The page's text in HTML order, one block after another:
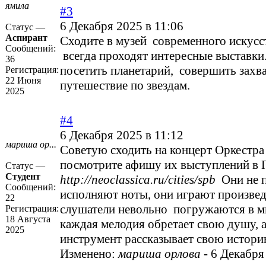
ямила
Статус —
Аспирант
Сообщений:
36
Регистрация:
22 Июня
2025
#3
6 Декабря 2025 в 11:06
Сходите в музей современного
всегда проходят интересные
посетить планетарий, совершить
путешествие по звездам.
мариша ор...
Статус —
Студент
Сообщений:
22
Регистрация:
18 Августа
2025
#4
6 Декабря 2025 в 11:12
Советую сходить на концерт
посмотрите афишу их выступлений в
http://neoclassica.ru/cities/spb Они не
исполняют ноты, они играют
слушатели невольно погружаются в
каждая мелодия обретает свою душу,
инструмент рассказывает свою
Изменено:мариша орлова - 6